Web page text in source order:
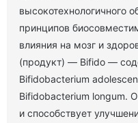
высокотехнологичного
принципов
влияния на мозг и
(продукт) — Bifido —
Bifidobacterium
Bifidobacterium longum.
и способствует